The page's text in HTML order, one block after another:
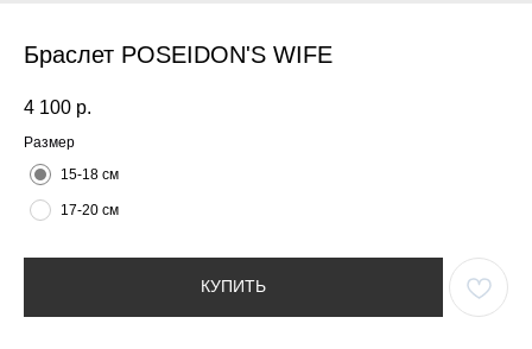
Браслет POSEIDON'S WIFE
4 100 р.
Размер
15-18 см
17-20 cм
КУПИТЬ